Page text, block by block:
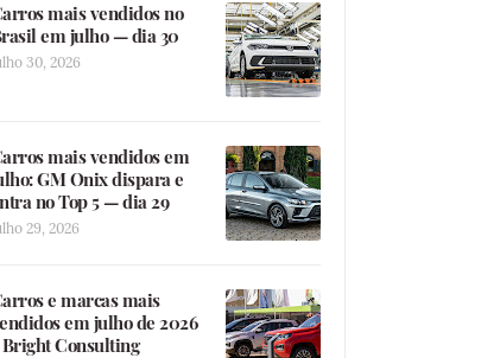
mais vendidos no
em julho — dia 30
30, 2026
mais vendidos em
GM Onix dispara e
no Top 5 — dia 29
29, 2026
e marcas mais
em julho de 2026
Consulting